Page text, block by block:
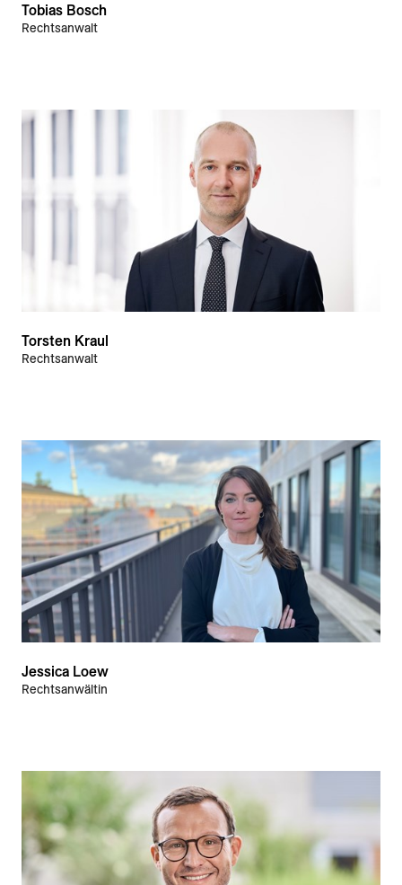
Tobias Bosch
Rechtsanwalt
Torsten Kraul
Rechtsanwalt
Jessica Loew
Rechtsanwältin